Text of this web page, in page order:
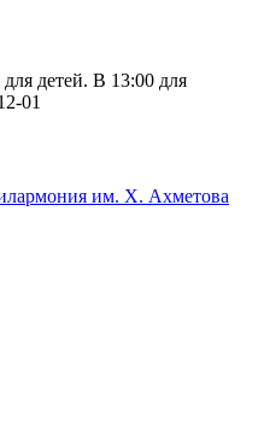
детей. В 13:00 для
01
им. Х. Ахметова